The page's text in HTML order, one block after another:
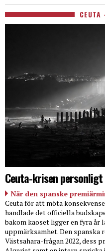
CEUTA
Ceuta-krisen
När den spanske
Ceuta för att möta
handlade det officiella
bakom kaoset ligger en fyra
uppmärksamhet. Den spanska
Västsahara-frågan 2022, dess